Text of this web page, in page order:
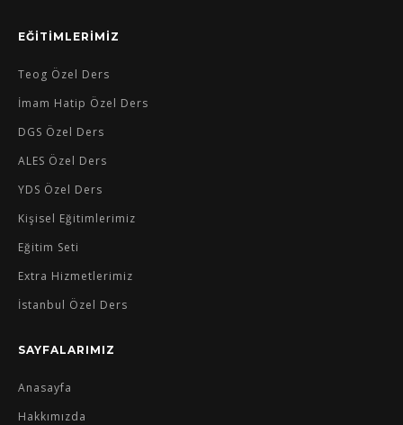
EĞİTİMLERİMİZ
Teog Özel Ders
İmam Hatip Özel Ders
DGS Özel Ders
ALES Özel Ders
YDS Özel Ders
Kişisel Eğitimlerimiz
Eğitim Seti
Extra Hizmetlerimiz
İstanbul Özel Ders
SAYFALARIMIZ
Anasayfa
Hakkımızda